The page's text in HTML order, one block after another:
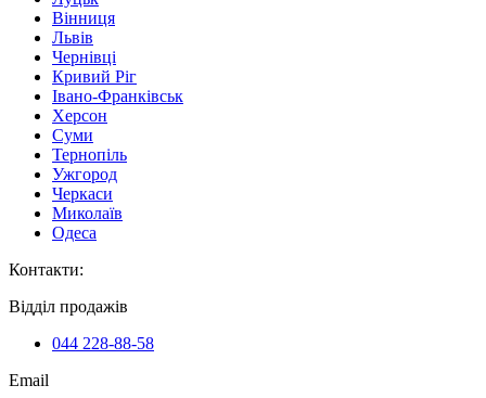
Вінниця
Львів
Чернівці
Кривий Ріг
Івано-Франківськ
Херсон
Суми
Тернопіль
Ужгород
Черкаси
Миколаїв
Одеса
Контакти:
Відділ продажів
044 228-88-58
Email